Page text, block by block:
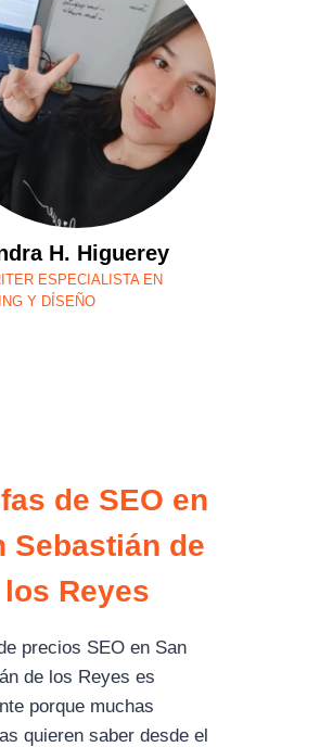
H. Higuerey
ESPECIALISTA EN
Y DÍSEÑO
de SEO en
Sebastián de
los Reyes
precios SEO en San
de los Reyes es
porque muchas
quieren saber desde el